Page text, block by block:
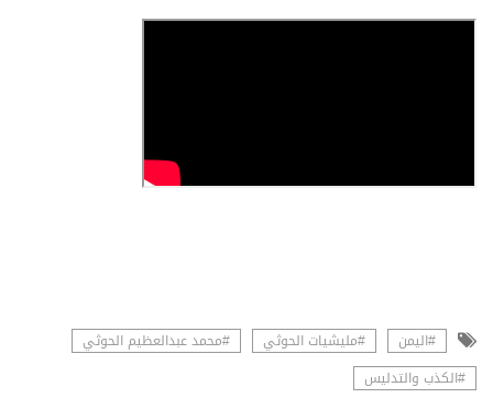
#اليمن #مليشيات الحوثي
#محمد عبدالعظيم الحوثي
#الكذب والتدليس